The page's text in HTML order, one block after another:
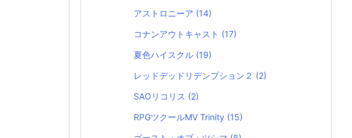
アストロニーア (14)
コナンアウトキャスト (17)
夏色ハイスクル (19)
レッドデッドリデンプション２ (2)
SAOリコリス (2)
RPGツクールMV Trinity (15)